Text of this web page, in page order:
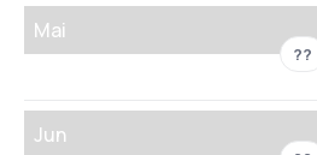
Mai
??
Jun